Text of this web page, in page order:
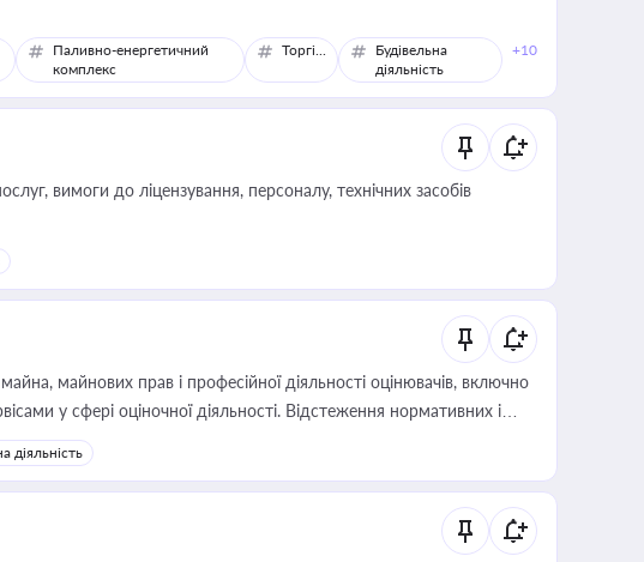
Паливно-енергетичний
комплекс
Торгівля
Будівельна
діяльність
+10
вимоги до ліцензування, персоналу, технічних засобів
майнових прав і професійної діяльності оцінювачів, включно
у сфері оціночної діяльності. Відстеження нормативних і
юриста або бухгалтера під час оподаткування,
перевірки статусу суб'єктів оціночної діяльності
діяльність